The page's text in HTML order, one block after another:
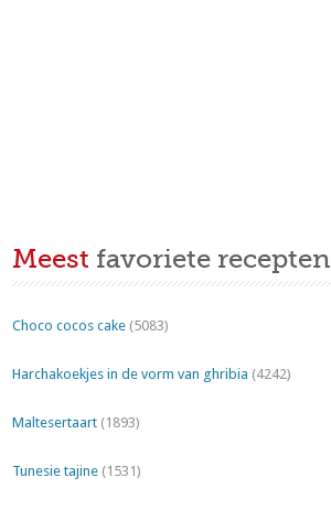
Meest favoriete recepten
Choco cocos cake (5083)
Harchakoekjes in de vorm van ghribia (4242)
Maltesertaart (1893)
Tunesie tajine (1531)